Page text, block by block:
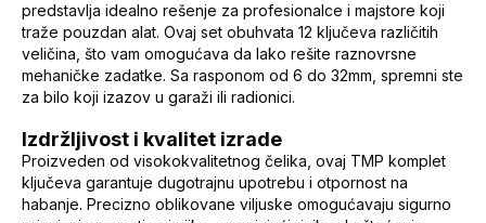
predstavlja idealno rešenje za profesionalce i majstore koji
traže pouzdan alat. Ovaj set obuhvata 12 ključeva različitih
veličina, što vam omogućava da lako rešite raznovrsne
mehaničke zadatke. Sa rasponom od 6 do 32mm, spremni ste
za bilo koji izazov u garaži ili radionici.
Izdržljivost i kvalitet izrade
Proizveden od visokokvalitetnog čelika, ovaj TMP komplet
ključeva garantuje dugotrajnu upotrebu i otpornost na
habanje. Precizno oblikovane viljuske omogućavaju sigurno